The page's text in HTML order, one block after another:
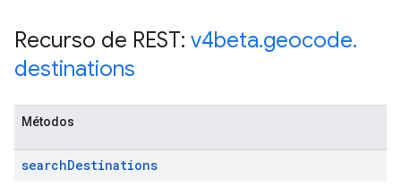
Recurso de REST: v4beta.geocode.
destinations
Métodos
searchDestinations